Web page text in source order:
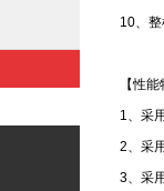
10、
【性
1、采
2、采
3、采